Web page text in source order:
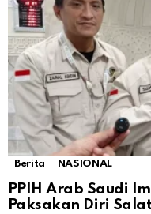
Berita NASIONAL
PPIH Arab Saudi
Paksakan Diri